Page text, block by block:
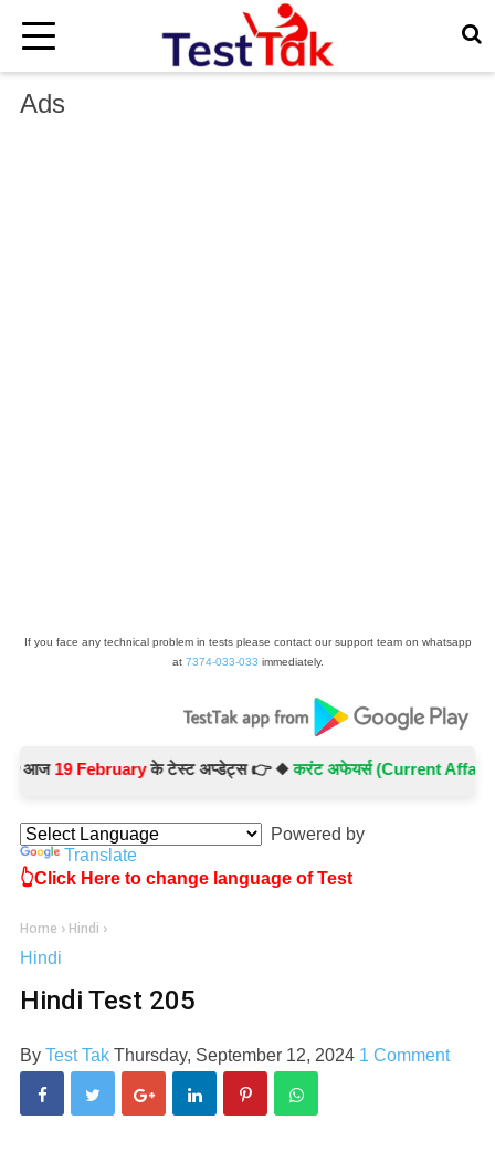
Ads
If you face any technical problem in tests please contact our support team on whatsapp
at 7374-033-033 immediately.
19 Februaryके टेस्ट अप्डेट्स 👉 ◆करंट अफेयर्स (Current Affairs) -
×
Powered by
Translate
👆Click Here to change language of Test
Home › Hindi ›
Hindi
Hindi Test 205
By Test Tak Thursday, September 12, 2024 1 Comment